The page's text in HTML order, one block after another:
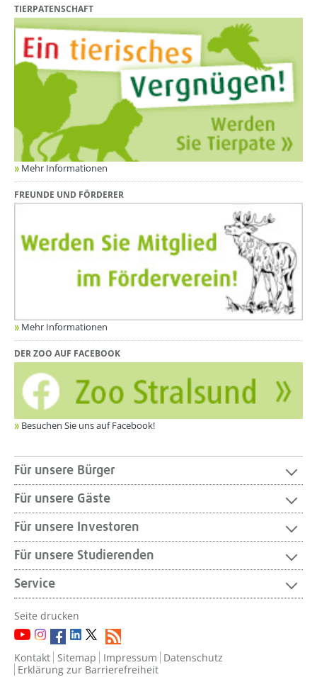
TIERPATENSCHAFT
Mehr Informationen
FREUNDE UND FÖRDERER
Mehr Informationen
DER ZOO AUF FACEBOOK
Besuchen Sie uns auf Facebook!
Für unsere Bürger
Für unsere Gäste
Für unsere Investoren
Für unsere Studierenden
Service
Seite drucken
Kontakt Sitemap Impressum Datenschutz
Erklärung zur Barrierefreiheit